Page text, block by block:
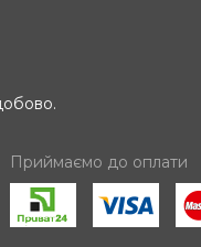
Приймаємо до оплати